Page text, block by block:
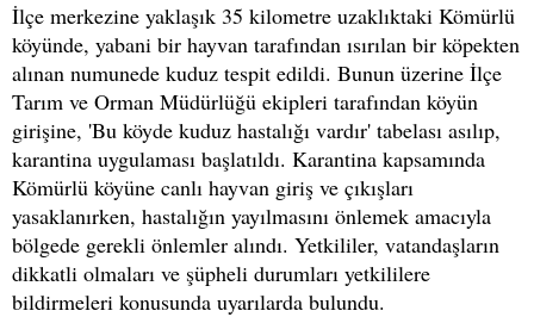
İlçe merkezine yaklaşık 35 kilometre uzaklıktaki Kömürlü
köyünde, yabani bir hayvan tarafından ısırılan bir köpekten
alınan numunede kuduz tespit edildi. Bunun üzerine İlçe
Tarım ve Orman Müdürlüğü ekipleri tarafından köyün
girişine, 'Bu köyde kuduz hastalığı vardır' tabelası asılıp,
karantina uygulaması başlatıldı. Karantina kapsamında
Kömürlü köyüne canlı hayvan giriş ve çıkışları
yasaklanırken, hastalığın yayılmasını önlemek amacıyla
bölgede gerekli önlemler alındı. Yetkililer, vatandaşların
dikkatli olmaları ve şüpheli durumları yetkililere
bildirmeleri konusunda uyarılarda bulundu.